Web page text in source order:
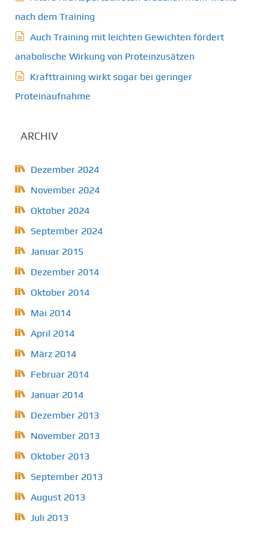
nach dem Training
Auch Training mit leichten Gewichten fördert
anabolische Wirkung von Proteinzusätzen
Krafttraining wirkt sogar bei geringer
Proteinaufnahme
ARCHIV
Dezember 2024
November 2024
Oktober 2024
September 2024
Januar 2015
Dezember 2014
Oktober 2014
Mai 2014
April 2014
März 2014
Februar 2014
Januar 2014
Dezember 2013
November 2013
Oktober 2013
September 2013
August 2013
Juli 2013